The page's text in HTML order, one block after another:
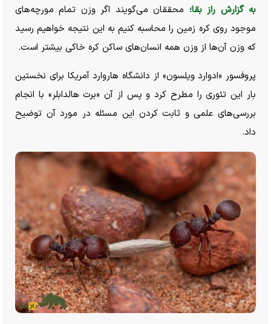
به گزارش راز بقا؛ محققان می‌گویند اگر وزن تمام مورچه‌های
موجود روی کره زمین را محاسبه کنیم به این نتیجه خواهیم رسید
که وزن آن‌ها از وزن همه انسان‌های ساکن کره خاکی بیشتر است.
پروفسور «ادوارد ویلسون» از دانشگاه هاروارد آمریکا برای نخستین
بار این تئوری را مطرح کرد و پس از آن «برت هالدابلر» با انجام
بررسی‌های علمی و ثابت کردن این مسئله در مورد آن توضیح
داد.